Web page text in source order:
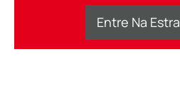
Entre Na